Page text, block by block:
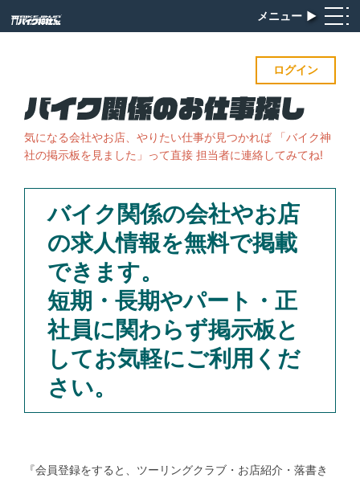
メニュー ▶︎
ログイン
気になる会社やお店、やりたい仕事が見つかれば 「バイク神
社の掲示板を見ました」って直接 担当者に連絡してみてね!
バイク関係の会社やお店
の求人情報を無料で掲載
できます。
短期・長期やパート・正
社員に関わらず掲示板と
してお気軽にご利用くだ
さい。
『会員登録をすると、ツーリングクラブ・お店紹介・落書き